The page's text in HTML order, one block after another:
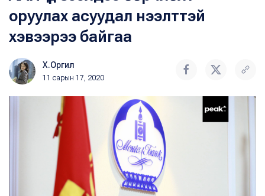
оруулах асуудал нээлттэй
хэвээрээ байгаа
Х.Оргил
11 сарын 17, 2020